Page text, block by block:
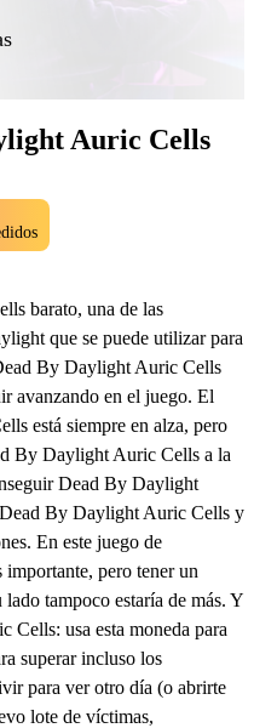
Auric Cells
barato, una de las
que se puede utilizar para
By Daylight Auric Cells
avanzando en el juego. El
está siempre en alza, pero
By Daylight Auric Cells a la
Dead By Daylight
By Daylight Auric Cells y
En este juego de
importante, pero tener un
tampoco estaría de más. Y
Cells: usa esta moneda para
superar incluso los
para ver otro día (o abrirte
lote de víctimas,